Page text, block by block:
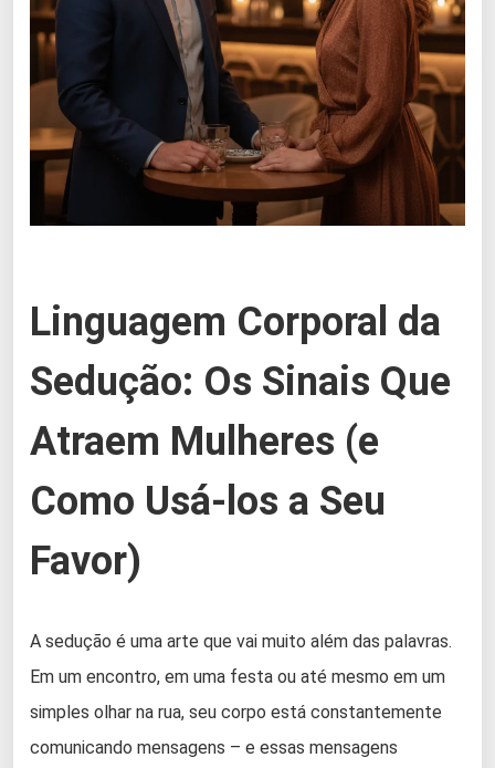
Linguagem Corporal da
Sedução: Os Sinais Que
Atraem Mulheres (e
Como Usá-los a Seu
Favor)
A sedução é uma arte que vai muito além das palavras.
Em um encontro, em uma festa ou até mesmo em um
simples olhar na rua, seu corpo está constantemente
comunicando mensagens – e essas mensagens